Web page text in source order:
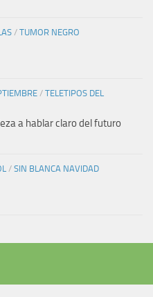
/ TUMOR NEGRO
/ TELETIPOS DEL
a hablar claro del futuro
/ SIN BLANCA NAVIDAD